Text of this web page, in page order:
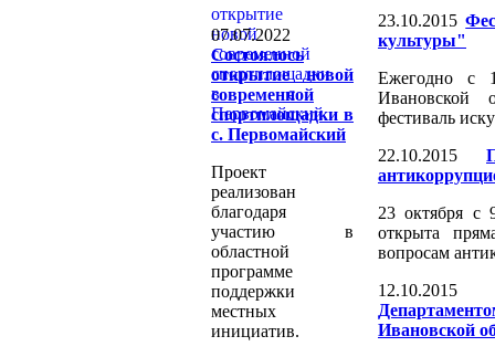
07.07.2022
Состоялось
открытие новой
современной
спортплощадки в
с. Первомайский
Проект
реализован
благодаря
участию в
областной
программе
поддержки
местных
инициатив.
23.10.2015
культуры"
Ежегодно с
Ивановской
фестиваль
22.10.2015
23 октября с
открыта
вопросам
12.10.2015
Ивановской